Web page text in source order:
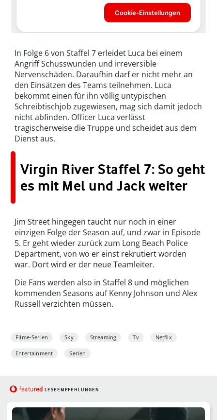
In Folge 6 von Staffel 7 erleidet Luca bei einem
Angriff Schusswunden und irreversible
Nervenschäden. Daraufhin darf er nicht mehr an
den Einsätzen des Teams teilnehmen. Luca
bekommt einen für ihn völlig untypischen
Schreibtischjob zugewiesen, mag sich damit jedoch
nicht abfinden. Officer Luca verlässt
tragischerweise die Truppe und scheidet aus dem
Dienst aus.
Virgin River Staffel 7: So geht
es mit Mel und Jack weiter
Jim Street hingegen taucht nur noch in einer
einzigen Folge der Season auf, und zwar in Episode
5. Er geht wieder zurück zum Long Beach Police
Department, von wo er einst rekrutiert worden
war. Dort wird er der neue Teamleiter.
Die Fans werden also in Staffel 8 und möglichen
kommenden Seasons auf Kenny Johnson und Alex
Russell verzichten müssen.
Filme-Serien Sky Streaming Tv Netflix
Entertainment Serien
featured LESEEMPFEHLUNGEN